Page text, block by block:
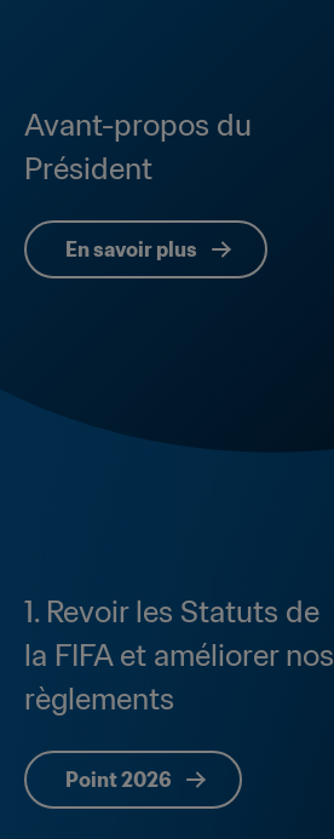
Avant-propos du
Président
En savoir plus
1. Revoir les Statuts de
la FIFA et améliorer nos
règlements
Point 2026